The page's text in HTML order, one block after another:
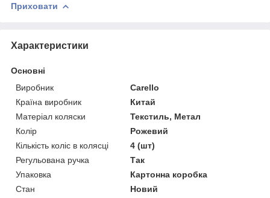
Приховати
Характеристики
Основні
Виробник
Carello
Країна виробник
Китай
Матеріал коляски
Текстиль, Метал
Колір
Рожевий
Кількість коліс в колясці
4 (шт)
Регульована ручка
Так
Упаковка
Картонна коробка
Стан
Новий